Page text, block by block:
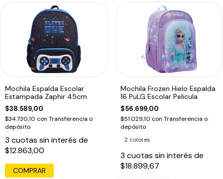
Mochila Espalda Escolar
Estampada Zaphir 45cm
$38.589,00
$34.730,10 con Transferencia o
depósito
3 cuotas sin interés de
$12.863,00
COMPRAR
Mochila Frozen Hielo Espalda
16 PuLG Escolar Pelicula
$56.699,00
$51.029,10 con Transferencia o
depósito
2 colores
3 cuotas sin interés de
$18.899,67